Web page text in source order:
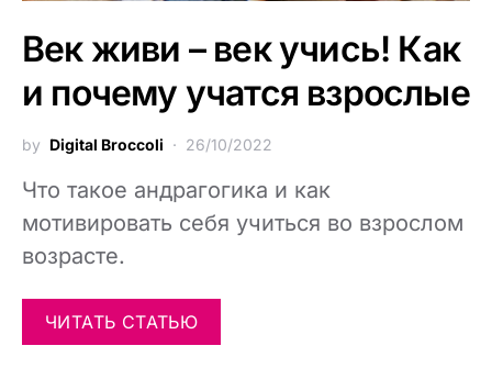
Век живи – век учись! Как
и почему учатся взрослые
by Digital Broccoli 26/10/2022
Что такое андрагогика и как
мотивировать себя учиться во взрослом
возрасте.
ЧИТАТЬ СТАТЬЮ